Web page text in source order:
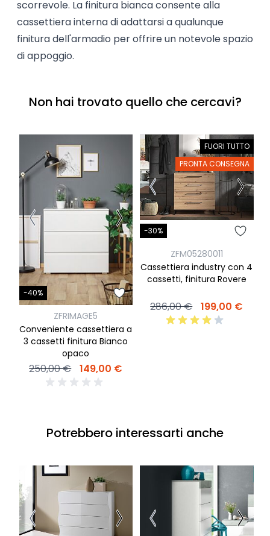
scorrevole. La finitura bianca consente alla
cassettiera interna di adattarsi a qualunque
finitura dell'armadio per offrire un notevole spazio
di appoggio.
Non hai trovato quello che cercavi?
-40%
ZFRIMAGE5
Conveniente cassettiera a
3 cassetti finitura Bianco
opaco
250,00 € 149,00 €
FUORI TUTTO
PRONTA CONSEGNA
-30%
ZFM05280011
Cassettiera industry con 4
cassetti, finitura Rovere
286,00 € 199,00 €
Potrebbero interessarti anche